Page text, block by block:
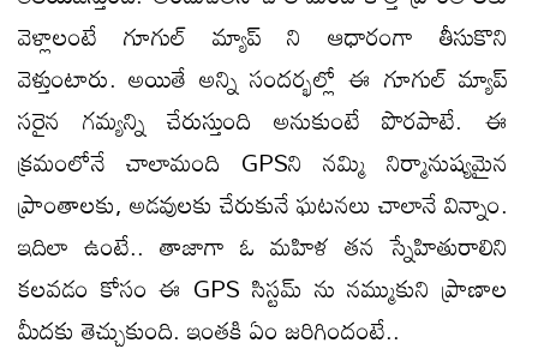
వెళ్లాలంటే గూగుల్ మ్యాప్ ని ఆధారంగా తీసుకొని
వెళ్తుంటారు. అయితే అన్ని సందర్భల్లో ఈ గూగుల్ మ్యాప్
సరైన గమ్యన్ని చేరుస్తుంది అనుకుంటే పొరపాటే. ఈ
క్రమంలోనే చాలామంది GPSని నమ్మి నిర్మానుష్యమైన
ప్రాంతాలకు, అడవులకు చేరుకునే ఘటనలు చాలానే విన్నాం.
ఇదిలా ఉంటే.. తాజాగా ఓ మహిళ తన స్నేహితురాలిని
కలవడం కోసం ఈ GPS సిస్టమ్ ను నమ్ముకుని ప్రాణాల
మీదకు తెచ్చుకుంది. ఇంతకి ఏం జరిగిందంటే..